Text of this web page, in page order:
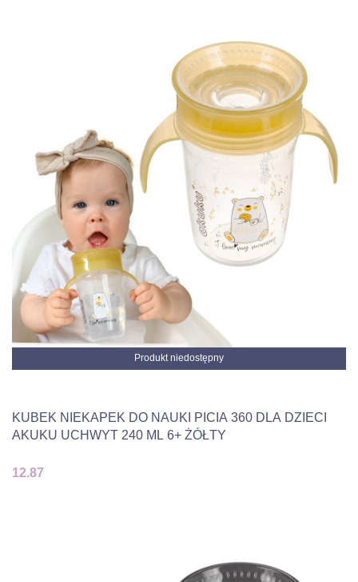
Produkt niedostępny
KUBEK NIEKAPEK DO NAUKI PICIA 360 DLA DZIECI
AKUKU UCHWYT 240 ML 6+ ŻÓŁTY
12.87